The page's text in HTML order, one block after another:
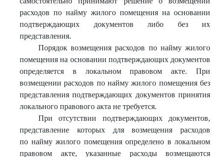
расходов по найму жилого помещения на основании
подтверждающих документов либо без их
представления.
Порядок возмещения расходов по найму жилого
помещения на основании подтверждающих документов
определяется в локальном правовом акте. При
возмещении расходов по найму жилого помещения без
представления подтверждающих документов принятия
локального правового акта не требуется.
При отсутствии подтверждающих документов,
представление которых для возмещения расходов
по найму жилого помещения определено в локальном
правовом акте, указанные расходы возмещаются